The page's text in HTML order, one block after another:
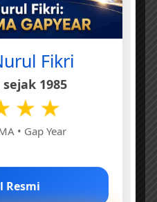
sekali sama
Fikri
1985
• Gap Year
Resmi